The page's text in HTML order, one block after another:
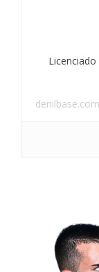
Licenciado
denilbase.com